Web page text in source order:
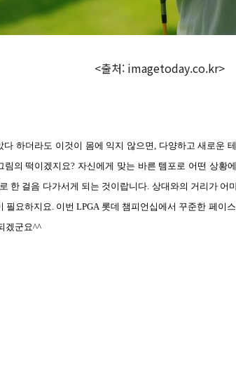
<출처: imagetoday.co.kr>
다 하더라도 이것이 몸에 익지 않으면, 다양하고 새로운
림의 떡이겠지요?자신에게 맞는 바른 템포로 어떤 상황
한 걸음 다가서게 되는 것이랍니다. 상대와의 거리가 어
필요하지요. 이번 LPGA 롯데 챔피언십에서 꾸준한 페이
겠군요^^